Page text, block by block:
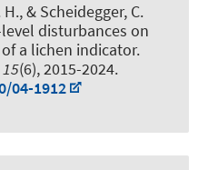
H., & Scheidegger, C.
disturbances on
a lichen indicator.
15(6), 2015-2024.
04-1912